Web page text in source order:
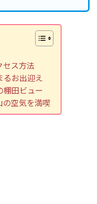
セス方法
お出迎え
田ビュー
空気を満喫